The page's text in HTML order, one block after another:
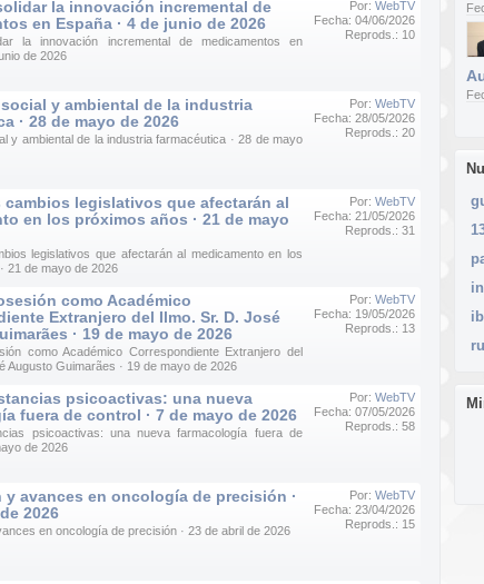
Por: WebTV
Fecha: 04/06/2026
Reprods.: 10
la innovación incremental de
en España · 4 de junio de 2026
la innovación incremental de medicamentos en
de 2026
Por: WebTV
Fecha: 28/05/2026
Reprods.: 20
y ambiental de la industria
· 28 de mayo de 2026
y ambiental de la industria farmacéutica · 28 de mayo
Por: WebTV
Fecha: 21/05/2026
Reprods.: 31
cambios legislativos que afectarán al
en los próximos años · 21 de mayo
legislativos que afectarán al medicamento en los
21 de mayo de 2026
Por: WebTV
Fecha: 19/05/2026
Reprods.: 13
como Académico
Extranjero del Ilmo. Sr. D. José
· 19 de mayo de 2026
como Académico Correspondiente Extranjero del
Augusto Guimarães · 19 de mayo de 2026
Por: WebTV
Fecha: 07/05/2026
Reprods.: 58
psicoactivas: una nueva
fuera de control · 7 de mayo de 2026
psicoactivas: una nueva farmacología fuera de
de 2026
Por: WebTV
Fecha: 23/04/2026
Reprods.: 15
y avances en oncología de precisión ·
2026
en oncología de precisión · 23 de abril de 2026